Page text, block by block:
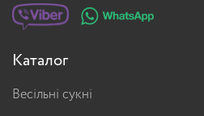
Каталог
Весільні сукні